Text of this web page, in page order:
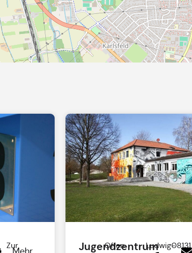
Grundschulen Kinderbetreuung
Musikausbildung Öffentliche Toiletten
Sportstätten weiterführende Schulen
Zur
Jugendzentrum
Offen
Ludwig-08131